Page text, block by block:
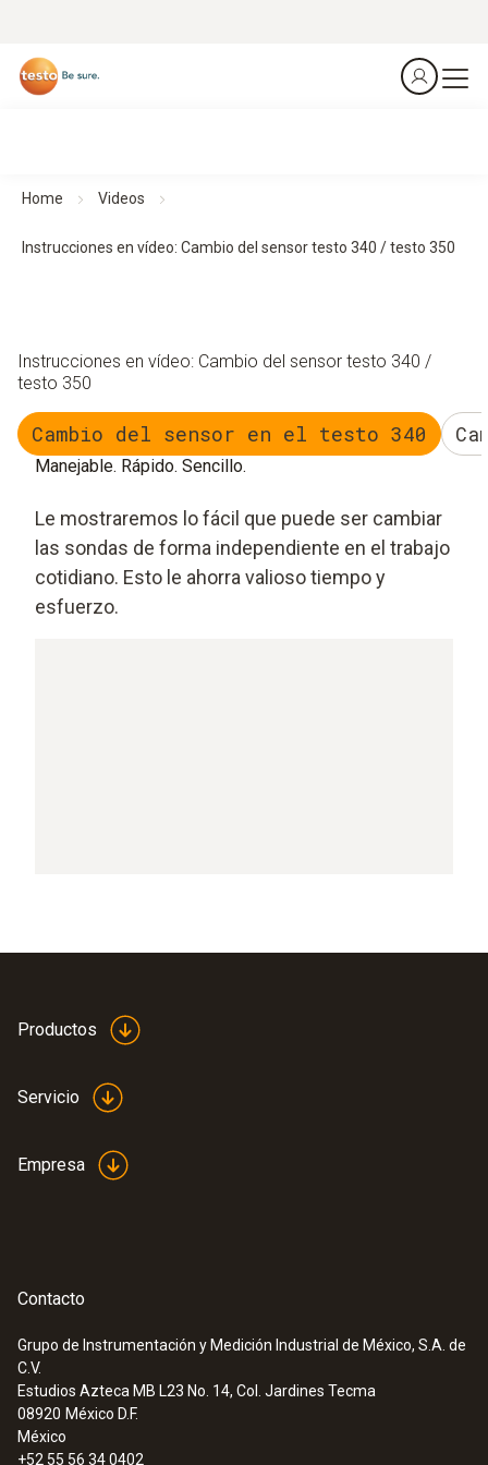
Home Videos
Instrucciones en vídeo: Cambio del sensor testo 340 / testo 350
Instrucciones en vídeo: Cambio del sensor testo 340 /
testo 350
Cambio del sensor en el testo 340
Manejable. Rápido. Sencillo.
Le mostraremos lo fácil que puede ser cambiar
las sondas de forma independiente en el trabajo
cotidiano. Esto le ahorra valioso tiempo y
esfuerzo.
Productos
Servicio
Empresa
Contacto
Grupo de Instrumentación y Medición Industrial de México, S.A. de
C.V.
Estudios Azteca MB L23 No. 14, Col. Jardines Tecma
08920 México D.F.
México
+52 55 56 34 0402